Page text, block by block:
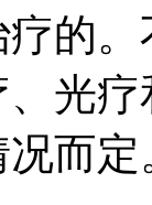
的
光
而定